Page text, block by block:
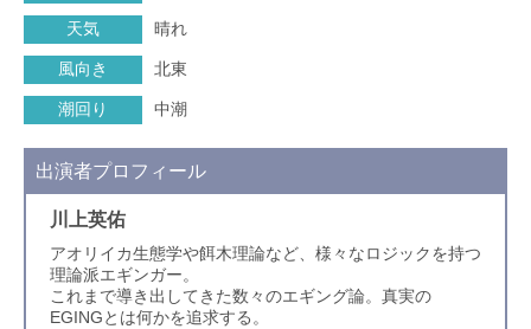
天気 晴れ
風向き 北東
潮回り 中潮
出演者プロフィール
川上英佑
アオリイカ生態学や餌木理論など、様々なロジックを持つ
理論派エギンガー。
これまで導き出してきた数々のエギング論。真実の
EGINGとは何かを追求する。